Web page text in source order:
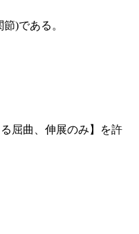
)である。
屈曲、伸展のみ】を許